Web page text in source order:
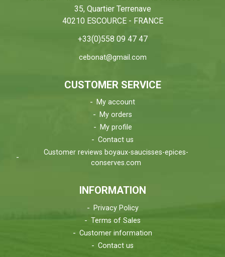
35, Quartier Terrenave
40210 ESCOURCE - FRANCE
+33(0)558 09 47 47
cebonat@gmail.com
CUSTOMER SERVICE
My account
My orders
My profile
Contact us
Customer reviews boyaux-saucisses-epices-
conserves.com
INFORMATION
Privacy Policy
Terms of Sales
Customer information
Contact us